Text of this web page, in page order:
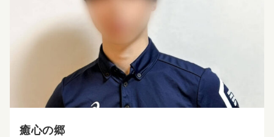
癒心の郷